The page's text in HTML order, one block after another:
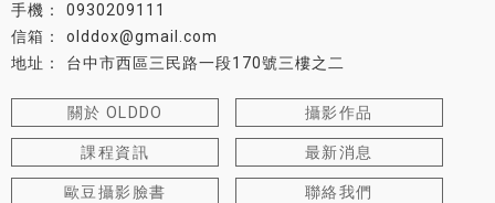
0930209111
olddox@gmail.com
台中市西區三民路一段170號三樓之二
關於 OLDDO 攝影作品
課程資訊 最新消息
歐豆攝影臉書 聯絡我們